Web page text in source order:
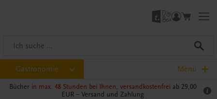
Gastronomie Menü
Bücher in max. 48 Stunden bei Ihnen, versandkostenfrei ab 29,00
EUR – Versand und Zahlung